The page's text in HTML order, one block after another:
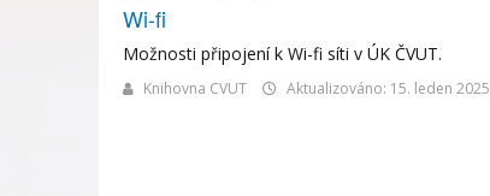
Wi-fi
Možnosti připojení k Wi-fi síti v ÚK ČVUT.
Knihovna CVUT Aktualizováno: 15. leden 2025